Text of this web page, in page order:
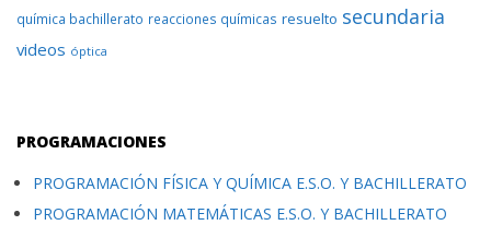
química bachillerato reacciones químicas resuelto secundaria
videos óptica
PROGRAMACIONES
PROGRAMACIÓN FÍSICA Y QUÍMICA E.S.O. Y BACHILLERATO
PROGRAMACIÓN MATEMÁTICAS E.S.O. Y BACHILLERATO